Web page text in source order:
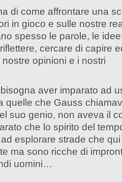
di come affrontare una
in gioco e sulle nostre
spesso le parole, le
cercare di capire
opinioni e i nostri
aver imparato ad
quelle che Gauss
suo genio, non aveva il
che lo spirito del
esplorare strade che
ma sono ricche di
uomini…